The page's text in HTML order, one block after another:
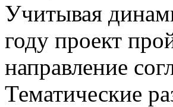
Учитывая
году проект
направление
Тематические